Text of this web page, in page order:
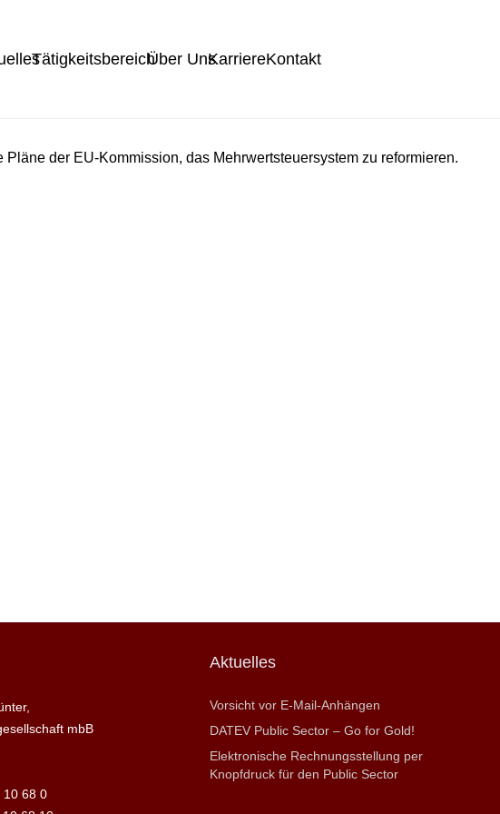
TätigkeitsbereichÜber UnsKarriereKontakt
der EU-Kommission, das Mehrwertsteuersystem zu reformieren.
mbB
10 68 0
Aktuelles
Vorsicht vor E-Mail-Anhängen
DATEV Public Sector – Go for Gold!
Elektronische Rechnungsstellung per
Knopfdruck für den Public Sector